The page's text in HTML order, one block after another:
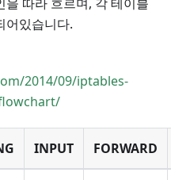
어있습니다.
2014/09/iptables-
INPUT FORWARD